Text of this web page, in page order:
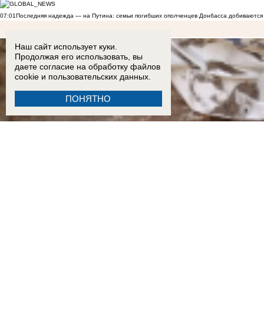
07:01Последняя надежда — на Путина: семьи погибших ополченцев Донбасса добиваются
Наш сайт использует куки.
Продолжая его использовать, вы
даете согласие на обработку файлов
cookie и пользовательских данных.
ПОНЯТНО